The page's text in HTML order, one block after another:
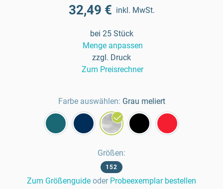
32,49 € inkl. MwSt.
bei 25 Stück
Menge anpassen
zzgl. Druck
Zum Preisrechner
Farbe auswählen: Grau meliert
Größen:
152
Zum Größenguide oder Probeexemplar bestellen